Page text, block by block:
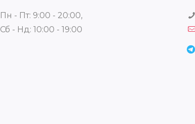
Пн - Пт: 9:00 - 20:00,
Сб - Нд: 10:00 - 19:00